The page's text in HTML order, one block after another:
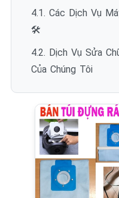
4.1. Các Dịch Vụ
🛠️
4.2. Dịch Vụ Sửa
Của Chúng Tôi